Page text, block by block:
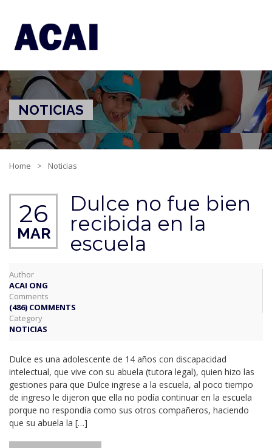
NOTICIAS
Home Noticias
26
MAR
Dulce no fue bien
recibida en la
escuela
Author
ACAI ONG
Comments
(486) COMMENTS
Category
NOTICIAS
Dulce es una adolescente de 14 años con discapacidad
intelectual, que vive con su abuela (tutora legal), quien hizo las
gestiones para que Dulce ingrese a la escuela, al poco tiempo
de ingreso le dijeron que ella no podía continuar en la escuela
porque no respondía como sus otros compañeros, haciendo
que su abuela la […]